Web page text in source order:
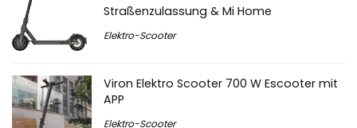
Straßenzulassung & Mi Home
Elektro-Scooter
Viron Elektro Scooter 700 W Escooter mit
APP
Elektro-Scooter